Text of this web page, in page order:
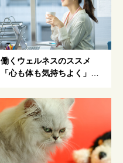
働くウェルネスのススメ
「心も体も気持ちよく」を